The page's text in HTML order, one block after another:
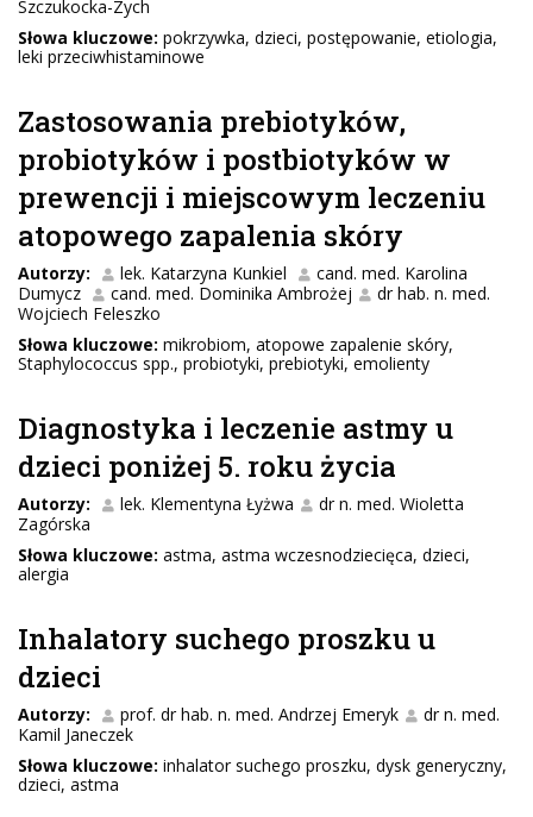
Szczukocka-Zych
Słowa kluczowe: pokrzywka, dzieci, postępowanie, etiologia,
leki przeciwhistaminowe
Zastosowania prebiotyków,
probiotyków i postbiotyków w
prewencji i miejscowym leczeniu
atopowego zapalenia skóry
Autorzy: lek. Katarzyna Kunkiel
cand. med. Karolina
Dumycz
cand. med. Dominika Ambrożej
dr hab. n. med.
Wojciech Feleszko
Słowa kluczowe: mikrobiom, atopowe zapalenie skóry,
Staphylococcus spp., probiotyki, prebiotyki, emolienty
Diagnostyka i leczenie astmy u
dzieci poniżej 5. roku życia
Autorzy: lek. Klementyna Łyżwa
dr n. med. Wioletta
Zagórska
Słowa kluczowe: astma, astma wczesnodziecięca, dzieci,
alergia
Inhalatory suchego proszku u
dzieci
Autorzy: prof. dr hab. n. med. Andrzej Emeryk
dr n. med.
Kamil Janeczek
Słowa kluczowe: inhalator suchego proszku, dysk generyczny,
dzieci, astma